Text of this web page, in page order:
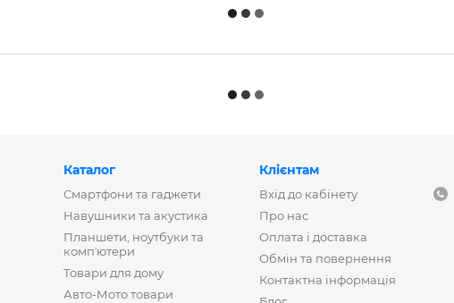
Каталог
Смартфони та гаджети
Навушники та акустика
Планшети, ноутбуки та
компʼютери
Товари для дому
Авто-Мото товари
Клієнтам
Вхід до кабінету
Про нас
Оплата і доставка
Обмін та повернення
Контактна інформація